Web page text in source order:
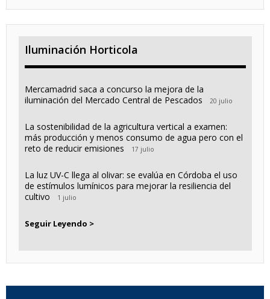
Iluminación Horticola
Mercamadrid saca a concurso la mejora de la
iluminación del Mercado Central de Pescados
20 julio
La sostenibilidad de la agricultura vertical a examen:
más producción y menos consumo de agua pero con el
reto de reducir emisiones
17 julio
La luz UV-C llega al olivar: se evalúa en Córdoba el uso
de estímulos lumínicos para mejorar la resiliencia del
cultivo
1 julio
Seguir Leyendo >